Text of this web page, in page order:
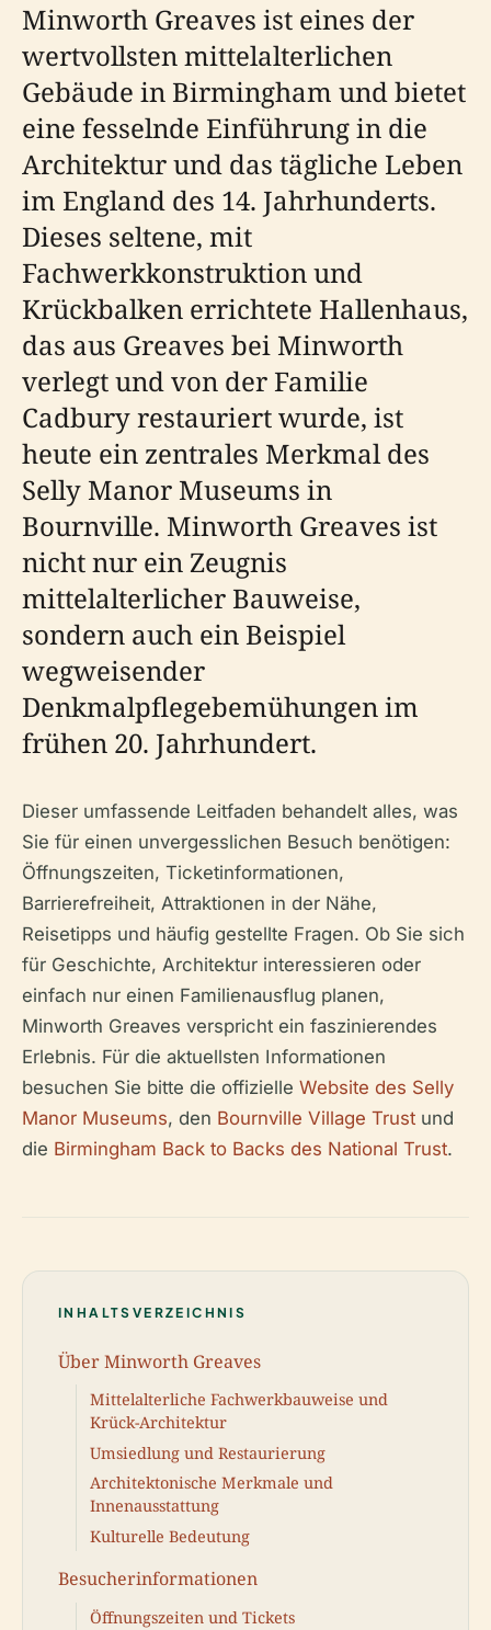
Minworth Greaves ist eines der
wertvollsten mittelalterlichen
Gebäude in Birmingham und bietet
eine fesselnde Einführung in die
Architektur und das tägliche Leben
im England des 14. Jahrhunderts.
Dieses seltene, mit
Fachwerkkonstruktion und
Krückbalken errichtete Hallenhaus,
das aus Greaves bei Minworth
verlegt und von der Familie
Cadbury restauriert wurde, ist
heute ein zentrales Merkmal des
Selly Manor Museums in
Bournville. Minworth Greaves ist
nicht nur ein Zeugnis
mittelalterlicher Bauweise,
sondern auch ein Beispiel
wegweisender
Denkmalpflegebemühungen im
frühen 20. Jahrhundert.
Dieser umfassende Leitfaden behandelt alles, was
Sie für einen unvergesslichen Besuch benötigen:
Öffnungszeiten, Ticketinformationen,
Barrierefreiheit, Attraktionen in der Nähe,
Reisetipps und häufig gestellte Fragen. Ob Sie sich
für Geschichte, Architektur interessieren oder
einfach nur einen Familienausflug planen,
Minworth Greaves verspricht ein faszinierendes
Erlebnis. Für die aktuellsten Informationen
besuchen Sie bitte die offizielle Website des Selly
Manor Museums, den Bournville Village Trust und
die Birmingham Back to Backs des National Trust.
INHALTSVERZEICHNIS
Über Minworth Greaves
Mittelalterliche Fachwerkbauweise und
Krück-Architektur
Umsiedlung und Restaurierung
Architektonische Merkmale und
Innenausstattung
Kulturelle Bedeutung
Besucherinformationen
Öffnungszeiten und Tickets